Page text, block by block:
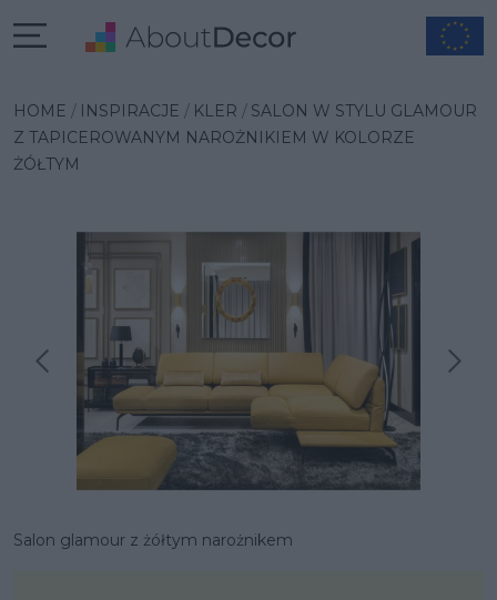
HOME INSPIRACJE KLER
SALON W STYLU GLAMOUR
Z TAPICEROWANYM NAROŻNIKIEM W KOLORZE
ŻÓŁTYM
Poprzednia inspiracja
Następna inspiracja
Salon glamour z żółtym narożnikem